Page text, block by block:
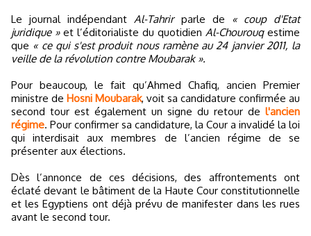
Le journal indépendantAl-Tahrirparle de
« coup d'Etat
juridique »et l’éditorialiste du quotidien Al-Chourouqestime
que « ce qui s'est produit nous ramène au 24 janvier 2011, la
veille de la révolution contre Moubarak ».
Pour beaucoup, le fait qu’Ahmed Chafiq, ancien Premier
ministre de Hosni Moubarak, voit sa candidature confirmée au
second tour est également un signe du retour de l'ancien
régime. Pour confirmer sa candidature, la Cour a invalidé la loi
qui interdisait aux membres de l’ancien régime de se
présenter aux élections.
Dès l’annonce de ces décisions, des affrontements ont
éclaté devant le bâtiment de la Haute Cour constitutionnelle
et les Egyptiens ont déjà prévu de manifester dans les rues
avant le second tour.